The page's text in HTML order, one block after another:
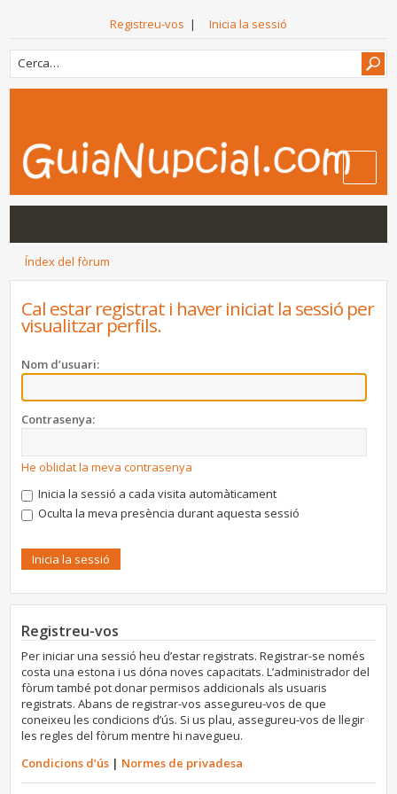
Registreu-vos | Inicia la sessió
Índex del fòrum
Cal estar registrat i haver iniciat la sessió per
visualitzar perfils.
Nom d’usuari:
Contrasenya:
He oblidat la meva contrasenya
Inicia la sessió a cada visita automàticament
Oculta la meva presència durant aquesta sessió
Registreu-vos
Per iniciar una sessió heu d’estar registrats. Registrar-se només
costa una estona i us dóna noves capacitats. L’administrador del
fòrum també pot donar permisos addicionals als usuaris
registrats. Abans de registrar-vos assegureu-vos de que
coneixeu les condicions d’ús. Si us plau, assegureu-vos de llegir
les regles del fòrum mentre hi navegueu.
Condicions d’ús | Normes de privadesa